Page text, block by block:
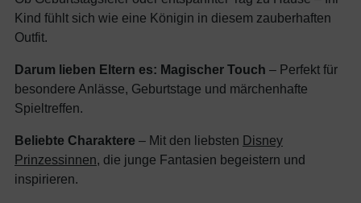
Kind fühlt sich wie eine Königin in diesem zauberhaften
Outfit.
Darum lieben Eltern es: Magischer Touch – Perfekt für
besondere Anlässe, Geburtstage und märchenhafte
Spieltreffen.
Beliebte Charaktere – Mit den liebsten Disney
Prinzessinnen, die junge Fantasien begeistern und
inspirieren.